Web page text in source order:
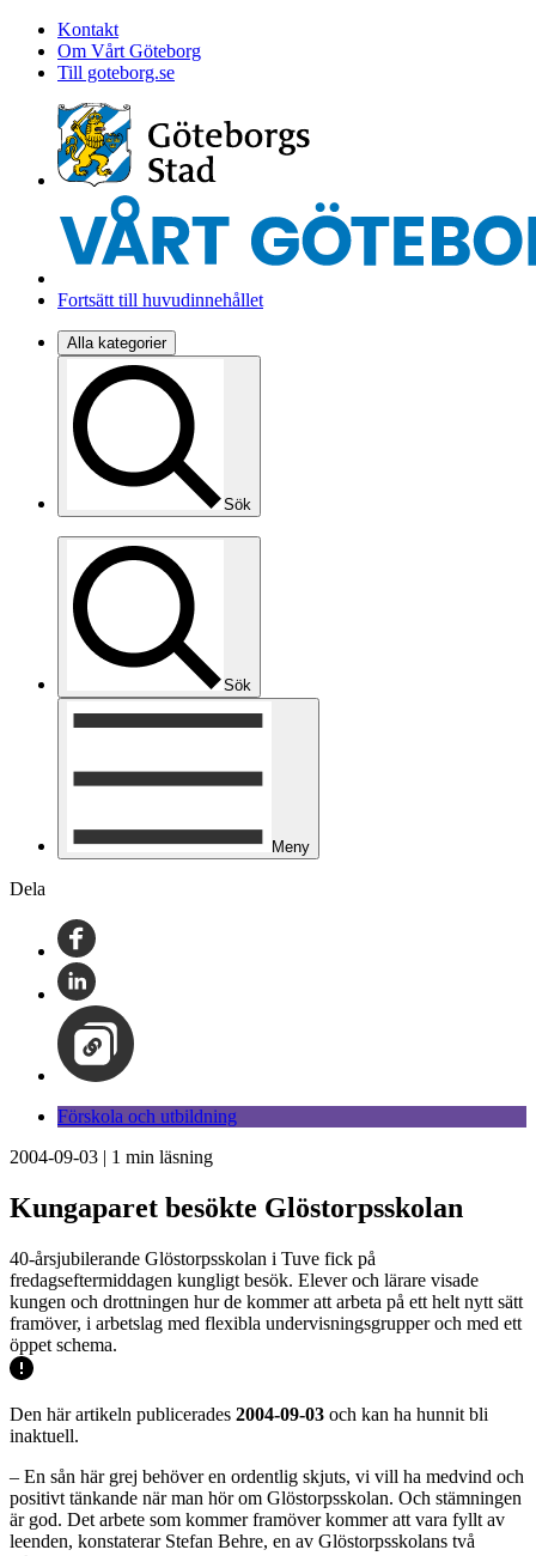
Kontakt
Om Vårt Göteborg
Till goteborg.se
Fortsätt till huvudinnehållet
Alla kategorier
Sök
Sök
Meny
Dela
Förskola och utbildning
2004-09-03 | 1 min läsning
Kungaparet besökte Glöstorpsskolan
40-årsjubilerande Glöstorpsskolan i Tuve fick på
fredagseftermiddagen kungligt besök. Elever och lärare visade
kungen och drottningen hur de kommer att arbeta på ett helt nytt sätt
framöver, i arbetslag med flexibla undervisningsgrupper och med ett
öppet schema.
Den här artikeln publicerades 2004-09-03 och kan ha hunnit bli
inaktuell.
– En sån här grej behöver en ordentlig skjuts, vi vill ha medvind och
positivt tänkande när man hör om Glöstorpsskolan. Och stämningen
är god. Det arbete som kommer framöver kommer att vara fyllt av
leenden, konstaterar Stefan Behre, en av Glöstorpsskolans två